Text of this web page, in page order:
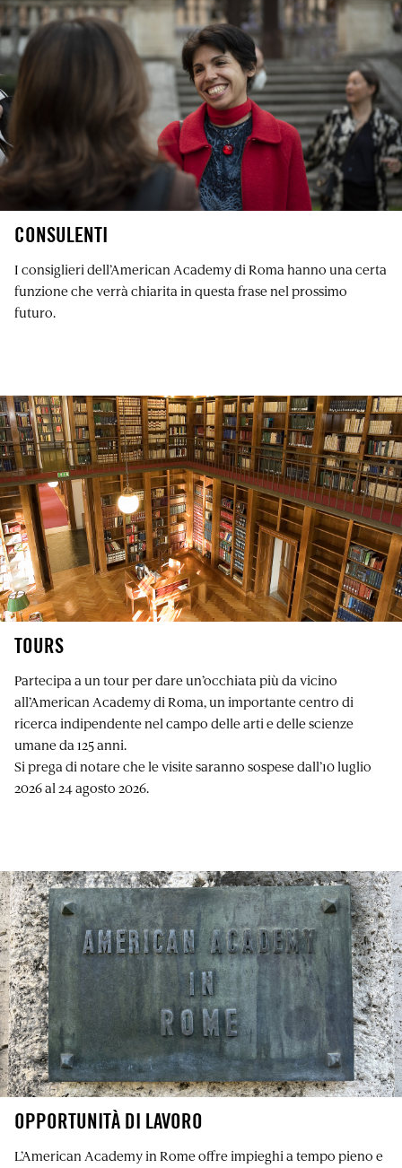
CONSULENTI
I consiglieri dell’American Academy di Roma hanno una certa
funzione che verrà chiarita in questa frase nel prossimo
futuro.
TOURS
Partecipa a un tour per dare un’occhiata più da vicino
all’American Academy di Roma, un importante centro di
ricerca indipendente nel campo delle arti e delle scienze
umane da 125 anni.
Si prega di notare che le visite saranno sospese dall’10 luglio
2026 al 24 agosto 2026.
OPPORTUNITÀ DI LAVORO
L’American Academy in Rome offre impieghi a tempo pieno e